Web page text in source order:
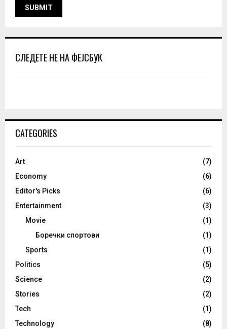
СЛЕДЕТЕ НЕ НА ФЕЈСБУК
CATEGORIES
Art
(7)
Economy
(6)
Editor's Picks
(6)
Entertainment
(3)
Movie
(1)
Боречки спортови
(1)
Sports
(1)
Politics
(5)
Science
(2)
Stories
(2)
Tech
(1)
Technology
(8)